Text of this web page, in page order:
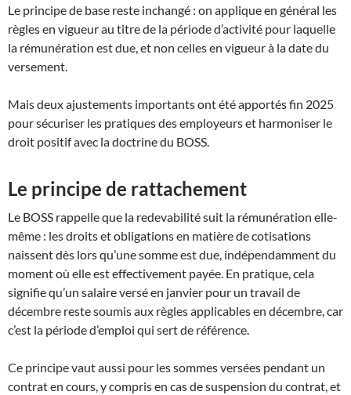
Le principe de base reste inchangé : on applique en général les
règles en vigueur au titre de la période d’activité pour laquelle
la rémunération est due, et non celles en vigueur à la date du
versement.
Mais deux ajustements importants ont été apportés fin 2025
pour sécuriser les pratiques des employeurs et harmoniser le
droit positif avec la doctrine du BOSS.
Le principe de rattachement
Le BOSS rappelle que la redevabilité suit la rémunération elle-
même : les droits et obligations en matière de cotisations
naissent dès lors qu’une somme est due, indépendamment du
moment où elle est effectivement payée. En pratique, cela
signifie qu’un salaire versé en janvier pour un travail de
décembre reste soumis aux règles applicables en décembre, car
c’est la période d’emploi qui sert de référence.
Ce principe vaut aussi pour les sommes versées pendant un
contrat en cours, y compris en cas de suspension du contrat, et